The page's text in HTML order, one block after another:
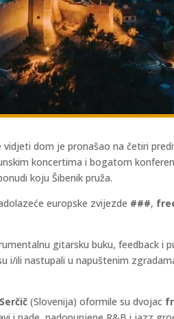
dom je pronašao na četiri
koncertima i bogatom
koju Šibenik pruža.
europske zvijezde ###,
gitarsku buku, feedback i
ili nastupali u napuštenim
(Slovenija) oformile su dvojac